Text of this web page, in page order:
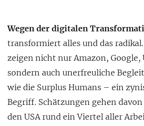
Wegen der digitalen
transformiert alles und das
zeigen nicht nur Amazon, Google,
sondern auch unerfreuliche
wie die Surplus Humans – ein
Begriff. Schätzungen gehen
den USA rund ein Viertel aller